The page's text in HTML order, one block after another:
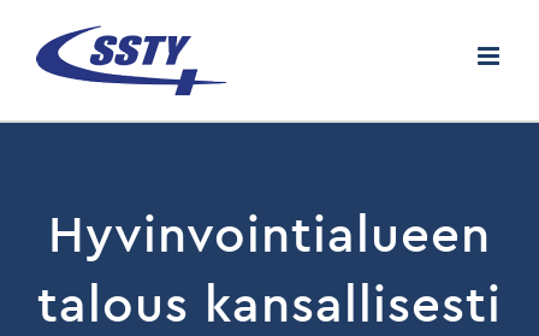
content
Hyvinvointialueen
talous kansallisesti